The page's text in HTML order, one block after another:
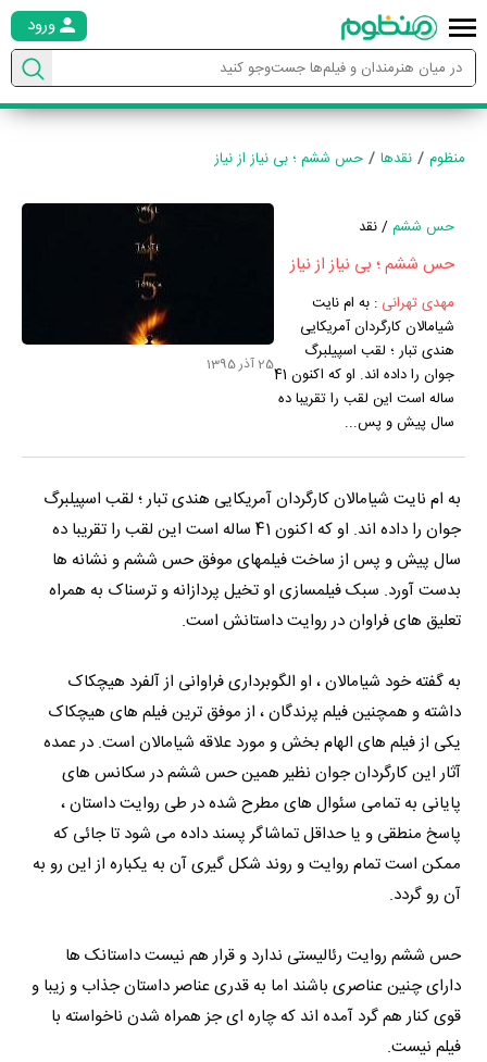
ورود
منظوم نقدها حس ششم ؛ بی نیاز از نیاز
حس ششم/ نقد
حس ششم ؛ بی نیاز از نیاز
مهدی تهرانی : به ام نایت
شیامالان کارگردان آمریکایی
هندی تبار ؛ لقب اسپیلبرگ
جوان را داده اند. او که اکنون 41
ساله است این لقب را تقریبا ده
سال پیش و پس...
25 آذر 1395
به ام نایت شیامالان کارگردان آمریکایی هندی تبار ؛ لقب اسپیلبرگ
جوان را داده اند. او که اکنون 41 ساله است این لقب را تقریبا ده
سال پیش و پس از ساخت فیلمهای موفق حس ششم و نشانه ها
بدست آورد. سبک فیلمسازی او تخیل پردازانه و ترسناک به همراه
تعلیق های فراوان در روایت داستانش است.
به گفته خود شیامالان ، او الگوبرداری فراوانی از آلفرد هیچکاک
داشته و همچنین فیلم پرندگان ، از موفق ترین فیلم های هیچکاک
یکی از فیلم های الهام بخش و مورد علاقه شیامالان است. در عمده
آثار این کارگردان جوان نظیر همین حس ششم در سکانس های
پایانی به تمامی سئوال های مطرح شده در طی روایت داستان ،
پاسخ منطقی و یا حداقل تماشاگر پسند داده می شود تا جائی که
ممکن است تمام روایت و روند شکل گیری آن به یکباره از این رو به
آن رو گردد.
حس ششم روایت رئالیستی ندارد و قرار هم نیست داستانک ها
دارای چنین عناصری باشند اما به قدری عناصر داستان جذاب و زیبا و
قوی کنار هم گرد آمده اند که چاره ای جز همراه شدن ناخواسته با
فیلم نیست.